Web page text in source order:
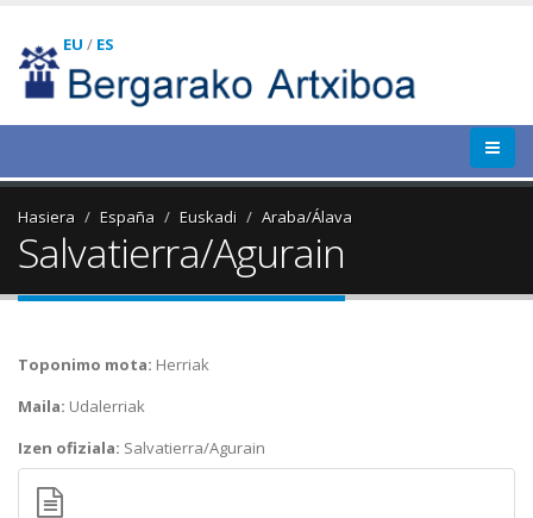
EU / ES
Hasiera España Euskadi Araba/Álava
Salvatierra/Agurain
Toponimo mota: Herriak
Maila: Udalerriak
Izen ofiziala: Salvatierra/Agurain